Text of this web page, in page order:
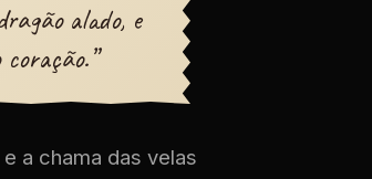
alado, e
a chama das velas